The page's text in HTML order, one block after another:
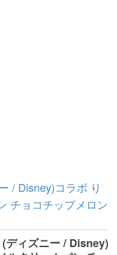
/ Disney)コラボ り
チョコチップメロン